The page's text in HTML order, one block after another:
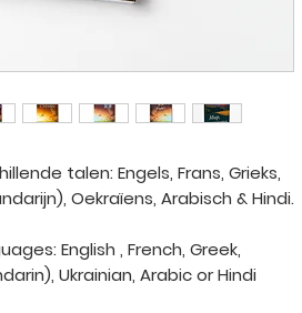
talen: Engels, Frans, Grieks,
Oekraïens, Arabisch & Hindi.
English , French, Greek,
Ukrainian, Arabic or Hindi